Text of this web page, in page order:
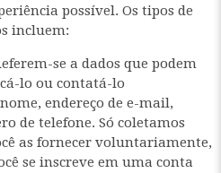
possível. Os tipos de
incluem:
se a dados que podem
lo ou contatá-lo
endereço de e-mail,
de telefone. Só coletamos
as fornecer voluntariamente,
se inscreve em uma conta